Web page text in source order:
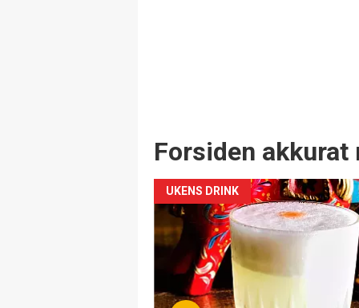
Forsiden akkurat
UKENS DRINK